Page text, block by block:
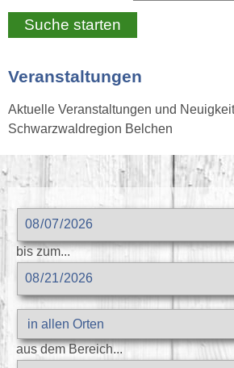
Veranstaltungen
Aktuelle Veranstaltungen und
Schwarzwaldregion Belchen
bis zum...
aus dem Bereich...